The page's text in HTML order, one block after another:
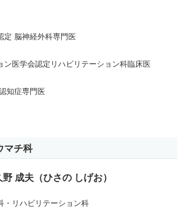
定 脳神経外科専門医
ン医学会認定リハビリテーション科臨床医
知症専門医
マチ科
成夫（ひさの しげお）
・リハビリテーション科